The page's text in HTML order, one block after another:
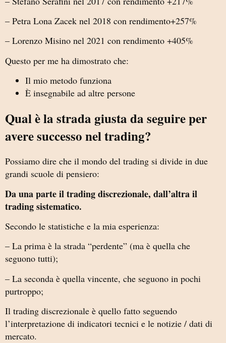
– Petra Lona Zacek nel 2018 con rendimento+257%
– Lorenzo Misino nel 2021 con rendimento +405%
Questo per me ha dimostrato che:
Il mio metodo funziona
È insegnabile ad altre persone
Qual è la strada giusta da seguire per
avere successo nel trading?
Possiamo dire che il mondo del trading si divide in due
grandi scuole di pensiero:
Da una parte il trading discrezionale, dall’altra il
trading sistematico.
Secondo le statistiche e la mia esperienza:
– La prima è la strada “perdente” (ma è quella che
seguono tutti);
– La seconda è quella vincente, che seguono in pochi
purtroppo;
Il trading discrezionale è quello fatto seguendo
l’interpretazione di indicatori tecnici e le notizie / dati di
mercato.